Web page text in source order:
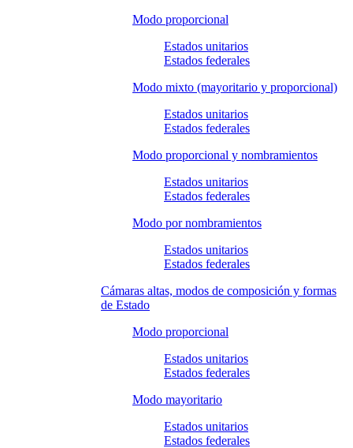
Modo proporcional
Estados unitarios
Estados federales
Modo mixto (mayoritario y proporcional)
Estados unitarios
Estados federales
Modo proporcional y nombramientos
Estados unitarios
Estados federales
Modo por nombramientos
Estados unitarios
Estados federales
Cámaras altas, modos de composición y formas
de Estado
Modo proporcional
Estados unitarios
Estados federales
Modo mayoritario
Estados unitarios
Estados federales